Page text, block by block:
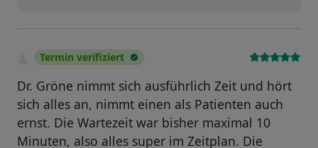
Termin verifiziert
Dr. Gröne nimmt sich ausführlich Zeit und hört
sich alles an, nimmt einen als Patienten auch
ernst. Die Wartezeit war bisher maximal 10
Minuten, also alles super im Zeitplan. Die